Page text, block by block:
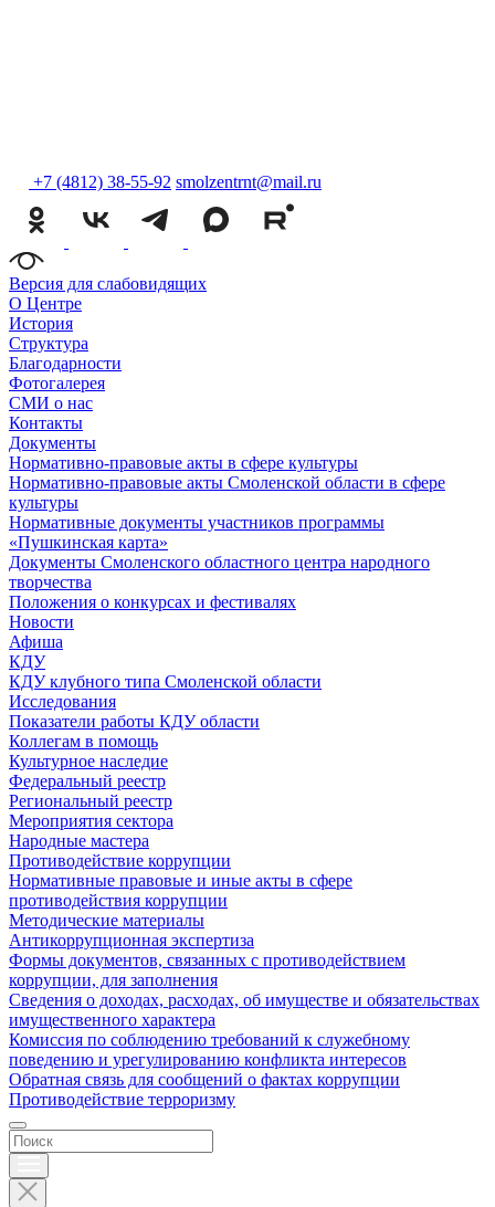
+7 (4812) 38-55-92 smolzentrnt@mail.ru
Версия для слабовидящих
О Центре
История
Структура
Благодарности
Фотогалерея
СМИ о нас
Контакты
Документы
Нормативно-правовые акты в сфере культуры
Нормативно-правовые акты Смоленской области в сфере
культуры
Нормативные документы участников программы
«Пушкинская карта»
Документы Смоленского областного центра народного
творчества
Положения о конкурсах и фестивалях
Новости
Афиша
КДУ
КДУ клубного типа Смоленской области
Исследования
Показатели работы КДУ области
Коллегам в помощь
Культурное наследие
Федеральный реестр
Региональный реестр
Мероприятия сектора
Народные мастера
Противодействие коррупции
Нормативные правовые и иные акты в сфере
противодействия коррупции
Методические материалы
Антикоррупционная экспертиза
Формы документов, связанных с противодействием
коррупции, для заполнения
Сведения о доходах, расходах, об имуществе и обязательствах
имущественного характера
Комиссия по соблюдению требований к служебному
поведению и урегулированию конфликта интересов
Обратная связь для сообщений о фактах коррупции
Противодействие терроризму